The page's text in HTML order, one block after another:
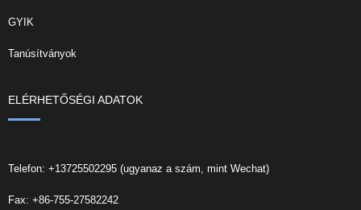
GYIK
Tanúsítványok
ELÉRHETŐSÉGI ADATOK
Telefon: +13725502295 (ugyanaz a szám, mint Wechat)
Fax: +86-755-27582242